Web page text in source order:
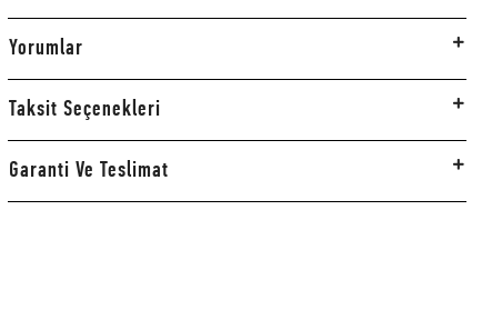
Yorumlar
Taksit Seçenekleri
Garanti Ve Teslimat